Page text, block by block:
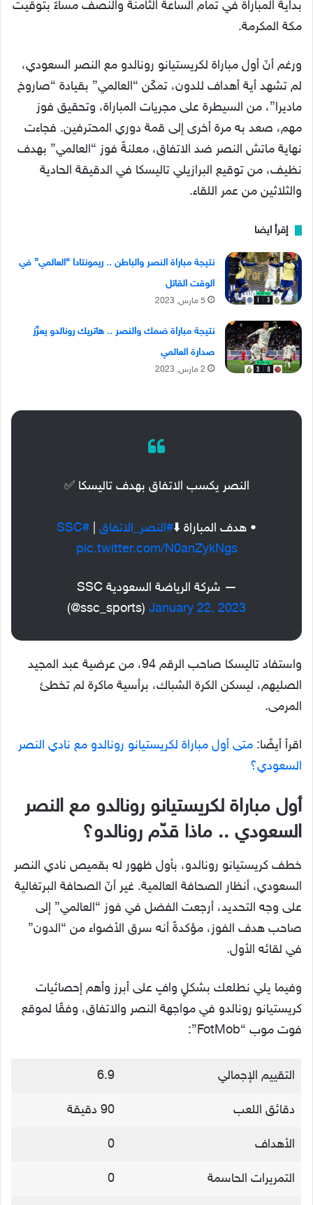
بداية المباراة في تمام الساعة الثامنة والنصف مساءً بتوقيت
مكة المكرمة.
ورغم أنّ أول مباراة لكريستيانو رونالدو مع النصر السعودي،
لم تشهد أية أهداف للدون، تمكّن “العالمي” بقيادة “صاروخ
ماديرا”، من السيطرة على مجريات المباراة، وتحقيق فوز
مهم، صعد به مرة أخرى إلى قمة دوري المحترفين. فجاءت
نهاية ماتش النصر ضد الاتفاق، معلنةً فوز “العالمي” بهدف
نظيف، من توقيع البرازيلي تاليسكا في الدقيقة الحادية
والثلاثين من عمر اللقاء.
إقرأ ايضا
نتيجة مباراة النصر والباطن .. ريمونتادا “العالمي” في
الوقت القاتل
5 مارس, 2023
نتيجة مباراة ضمك والنصر .. هاتريك رونالدو يعزّز
صدارة العالمي
2 مارس, 2023
النصر يكسب الاتفاق بهدف تاليسكا ✅
• هدف المباراة ⬇️#النصر_الاتفاق
#SSC
pic.twitter.com/N0anZykNgs
— شركة الرياضة السعودية SSC
(@ssc_sports) January 22, 2023
واستفاد تاليسكا صاحب الرقم 94، من عرضية عبد المجيد
الصليهم، ليسكن الكرة الشباك، برأسية ماكرة لم تخطئ
المرمى.
اقرأ أيضًا: متى أول مباراة لكريستيانو رونالدو مع نادي النصر
السعودي؟
أول مباراة لكريستيانو رونالدو مع النصر
السعودي .. ماذا قدّم رونالدو؟
خطف كريستيانو رونالدو، بأول ظهور له بقميص نادي النصر
السعودي، أنظار الصحافة العالمية. غير أنّ الصحافة البرتغالية
على وجه التحديد، أرجعت الفضل في فوز “العالمي” إلى
صاحب هدف الفوز، مؤكدةً أنه سرق الأضواء من “الدون”
في لقائه الأول.
وفيما يلي نطلعك بشكلٍ وافٍ على أبرز وأهم إحصائيات
كريستيانو رونالدو في مواجهة النصر والاتفاق، وفقًا لموقع
فوت موب “FotMob”:
التقييم الإجمالي 6.9
دقائق اللعب 90 دقيقة
الأهداف 0
التمريرات الحاسمة 0